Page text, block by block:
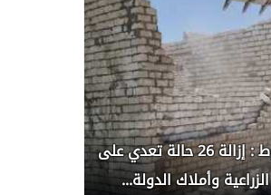
محافظ أسيوط : إزالة 26 حالة تعدي على
وأملاك الدولة...